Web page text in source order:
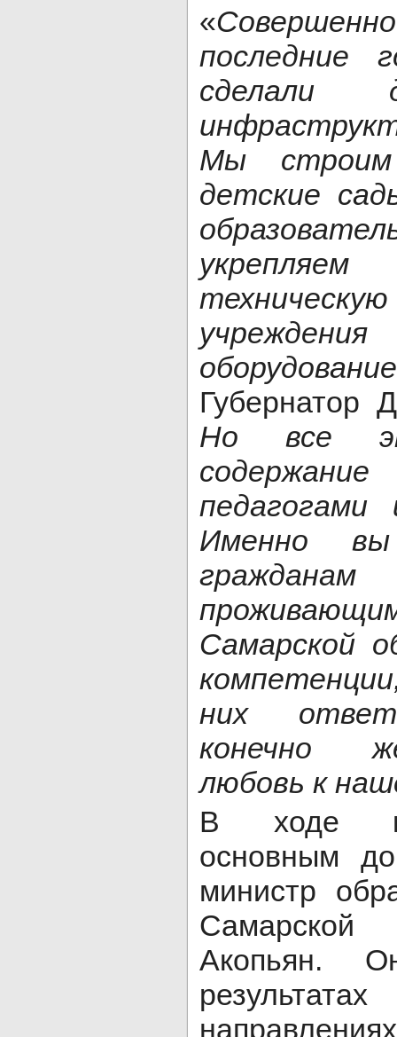
«
последние
сделали
Мы
детские
Губернатор
Но все
педагогами
Именно
Самарской
них
конечно
любовь к
В ходе
основным
министр
Самарской
Акопьян.